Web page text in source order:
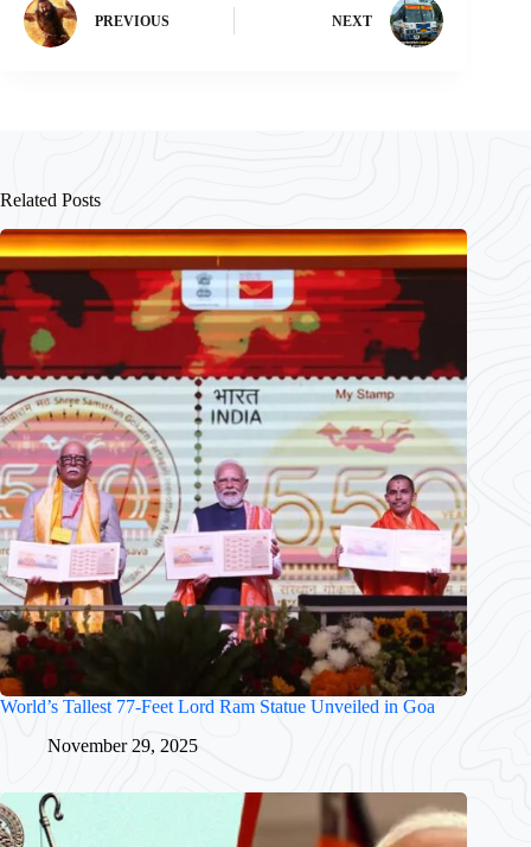
PREVIOUS NEXT
Related Posts
World’s Tallest 77-Feet Lord Ram Statue Unveiled in Goa
November 29, 2025